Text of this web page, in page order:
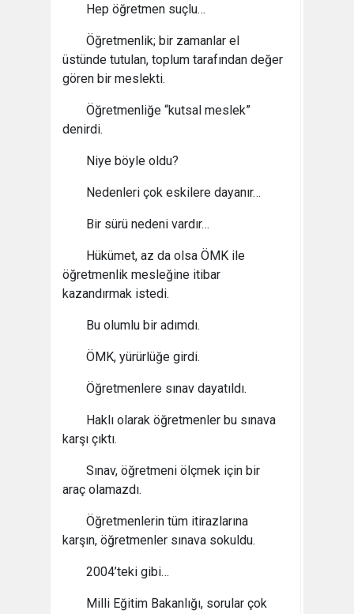
Hep öğretmen suçlu…
Öğretmenlik; bir zamanlar el
üstünde tutulan, toplum tarafından değer
gören bir meslekti.
Öğretmenliğe “kutsal meslek”
denirdi.
Niye böyle oldu?
Nedenleri çok eskilere dayanır…
Bir sürü nedeni vardır…
Hükümet, az da olsa ÖMK ile
öğretmenlik mesleğine itibar
kazandırmak istedi.
Bu olumlu bir adımdı.
ÖMK, yürürlüğe girdi.
Öğretmenlere sınav dayatıldı.
Haklı olarak öğretmenler bu sınava
karşı çıktı.
Sınav, öğretmeni ölçmek için bir
araç olamazdı.
Öğretmenlerin tüm itirazlarına
karşın, öğretmenler sınava sokuldu.
2004’teki gibi…
Milli Eğitim Bakanlığı, sorular çok